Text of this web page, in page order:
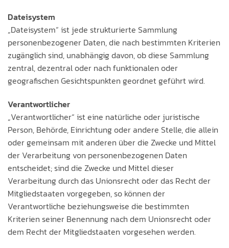
Dateisystem
„Dateisystem“ ist jede strukturierte Sammlung
personenbezogener Daten, die nach bestimmten Kriterien
zugänglich sind, unabhängig davon, ob diese Sammlung
zentral, dezentral oder nach funktionalen oder
geografischen Gesichtspunkten geordnet geführt wird.
Verantwortlicher
„Verantwortlicher“ ist eine natürliche oder juristische
Person, Behörde, Einrichtung oder andere Stelle, die allein
oder gemeinsam mit anderen über die Zwecke und Mittel
der Verarbeitung von personenbezogenen Daten
entscheidet; sind die Zwecke und Mittel dieser
Verarbeitung durch das Unionsrecht oder das Recht der
Mitgliedstaaten vorgegeben, so können der
Verantwortliche beziehungsweise die bestimmten
Kriterien seiner Benennung nach dem Unionsrecht oder
dem Recht der Mitgliedstaaten vorgesehen werden.